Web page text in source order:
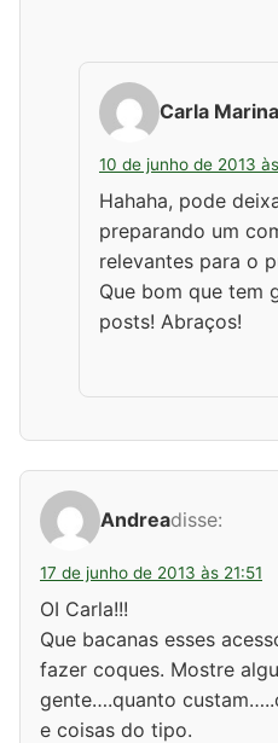
Carla Marina
10 de junho de 2013
Hahaha, pode
preparando um
relevantes para o
Que bom que tem
posts! Abraços!
Andreadisse:
17 de junho de 2013 às 21:51
OI Carla!!!
Que bacanas esses
fazer coques. Mostre
gente….quanto
e coisas do tipo.